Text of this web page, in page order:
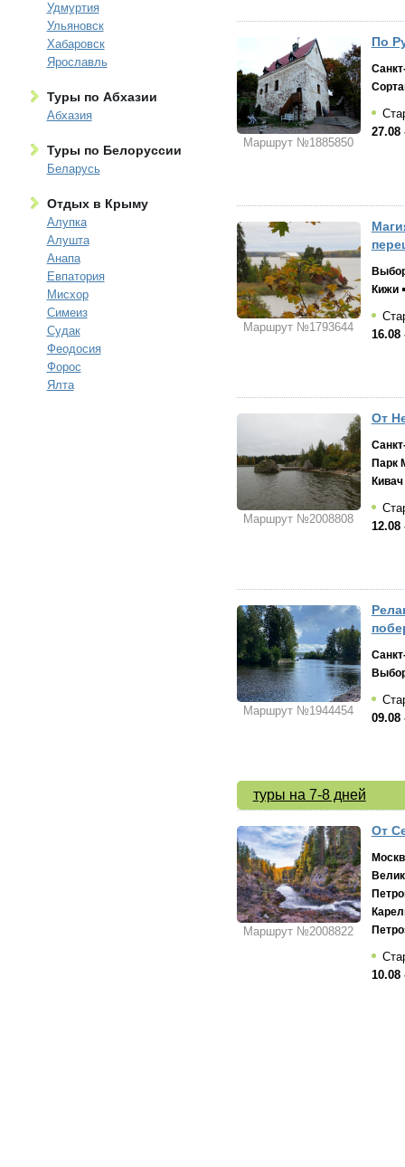
Удмуртия
Ульяновск
Хабаровск
Ярославль
Туры по Абхазии
Абхазия
Туры по Белоруссии
Беларусь
Отдых в Крыму
Алупка
Алушта
Анапа
Евпатория
Мисхор
Симеиз
Судак
Феодосия
Форос
Ялта
Маршрут №1885850
По
27.08
Маршрут №1793644
Кижи
16.08
Маршрут №2008808
От
Парк
Кивач
12.08
Маршрут №1944454
09.08
туры на 7-8 дней
Маршрут №2008822
От
10.08